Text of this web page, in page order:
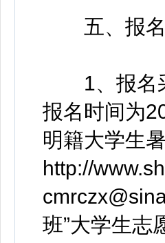
五、报名
1、报名采
报名时间为
明籍大学生
http://
班”大学生志